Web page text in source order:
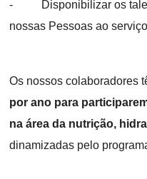
- Disponibilizar os
nossas Pessoas ao
Os nossos colaboradores
por ano para
na área da nutrição,
dinamizadas pelo